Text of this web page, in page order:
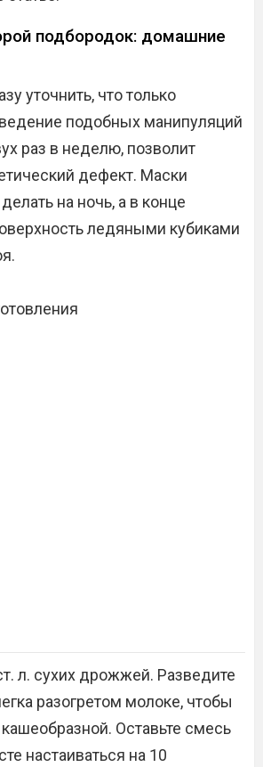
подбородок: домашние
уточнить, что только
подобных манипуляций
раз в неделю, позволит
дефект. Маски
на ночь, а в конце
ледяными кубиками
л. сухих дрожжей. Разведите
разогретом молоке, чтобы
Оставьте смесь
настаиваться на 10